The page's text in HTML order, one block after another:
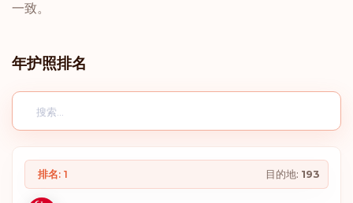
一致。
年护照排名
排名: 1 目的地: 193